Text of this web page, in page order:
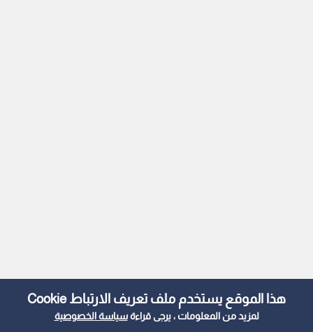
هذا الموقع يستخدم ملف تعريف الارتباط Cookie
لمزيد من المعلومات ، يرجى قراءةسياسة الخصوصية